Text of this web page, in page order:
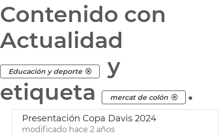
Contenido con
Actualidad
Educación y deporte
y
etiqueta
mercat de colón .
Presentación Copa Davis 2024
modificado hace 2 años